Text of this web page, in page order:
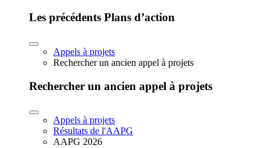
Les précédents Plans d’action
Appels à projets
Rechercher un ancien appel à projets
Rechercher un ancien appel à projets
Appels à projets
Résultats de l'AAPG
AAPG 2026